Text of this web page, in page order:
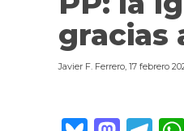
gracias
Javier F. Ferrero, 17 febrero